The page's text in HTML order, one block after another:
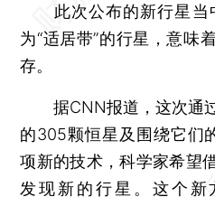
此次公布的新行星当
为“适居带”的行星，意味
存。
据CNN报道，这次通
的305颗恒星及围绕它们
项新的技术，科学家希望
发现新的行星。这个新